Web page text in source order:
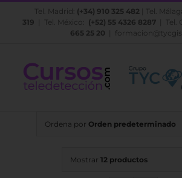
Saltar
Tel. Madrid: (+34) 910 325 482 | Tel.
319 | Tel. México: (+52) 55 4326 8287| Tel.
665 25 20
Ordena por Orden predeterminado
Mostrar 12 productos